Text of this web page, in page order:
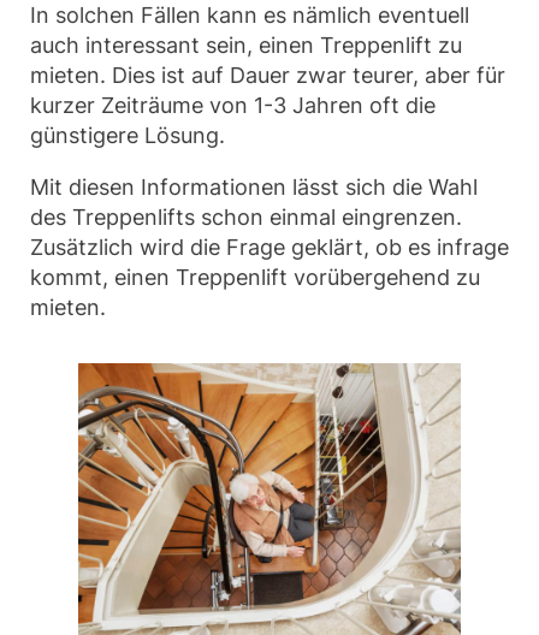
In solchen Fällen kann es nämlich eventuell
auch interessant sein, einen Treppenlift zu
mieten. Dies ist auf Dauer zwar teurer, aber für
kurzer Zeiträume von 1-3 Jahren oft die
günstigere Lösung.
Mit diesen Informationen lässt sich die Wahl
des Treppenlifts schon einmal eingrenzen.
Zusätzlich wird die Frage geklärt, ob es infrage
kommt, einen Treppenlift vorübergehend zu
mieten.